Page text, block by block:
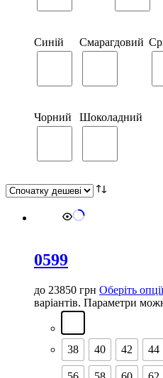
Синій Смарагдовий
Чорний Шоколадний
0599
до 23850 грн Оберіть опції
варіантів. Параметри
38 40 42 44